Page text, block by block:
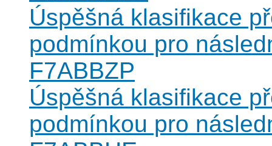
Úspěšná klasifikace
podmínkou pro
F7ABBZP
Úspěšná klasifikace
podmínkou pro